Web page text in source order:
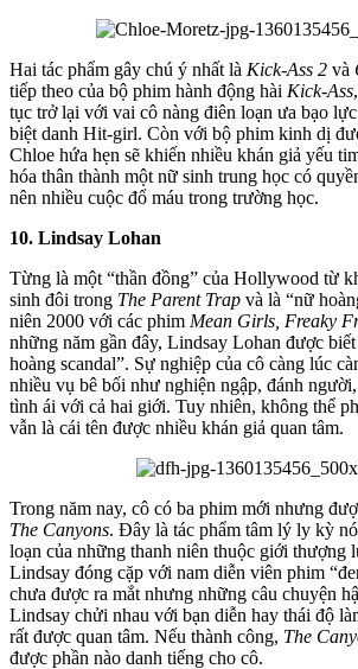
Hai tác phẩm gây chú ý nhất là Kick-Ass 2 và
tiếp theo của bộ phim hành động hài Kick-Ass
tục trở lại với vai cô nàng điên loạn ưa bạo
biệt danh Hit-girl. Còn với bộ phim kinh dị
Chloe hứa hẹn sẽ khiến nhiều khán giả yếu
hóa thân thành một nữ sinh trung học có
nên nhiều cuộc đổ máu trong trường học.
10. Lindsay Lohan
Từng là một “thần đồng” của Hollywood từ
sinh đôi trong The Parent Trap và là “nữ
niên 2000 với các phim Mean Girls, Freaky
những năm gần đây, Lindsay Lohan được
hoàng scandal”. Sự nghiệp của cô càng lúc
nhiều vụ bê bối như nghiện ngập, đánh
tình ái với cả hai giới. Tuy nhiên, không thể
vẫn là cái tên được nhiều khán giả quan tâm.
Trong năm nay, cô có ba phim mới nhưng
The Canyons. Đây là tác phẩm tâm lý ly kỳ
loạn của những thanh niên thuộc giới thượng
Lindsay đóng cặp với nam diễn viên phim
chưa được ra mắt nhưng những câu chuyện
Lindsay chửi nhau với bạn diễn hay thái độ
rất được quan tâm. Nếu thành công, The
được phần nào danh tiếng cho cô.